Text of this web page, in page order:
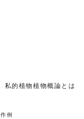
私的植物植物概論とは
作例